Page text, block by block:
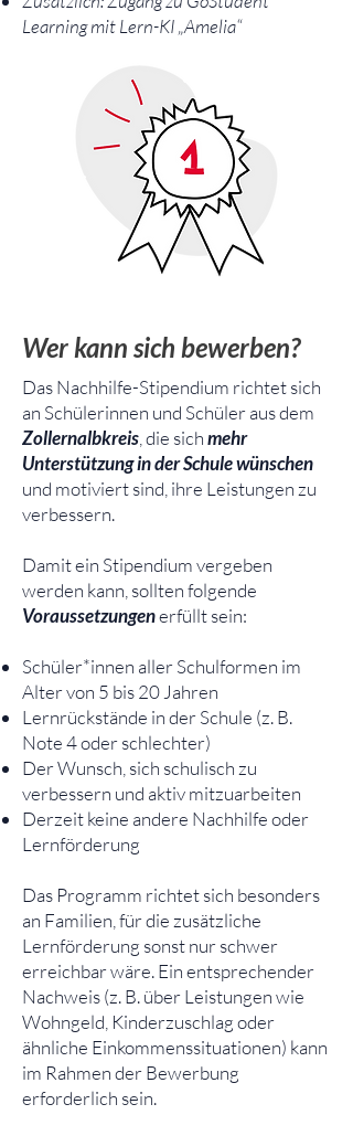
Learning mit Lern-KI „Amelia“
Wer kann sich bewerben?
Das Nachhilfe-Stipendium richtet sich
an Schülerinnen und Schüler aus dem
Zollernalbkreis , die sichmehr
Unterstützung in der Schule wünschen
und motiviert sind, ihre Leistungen zu
verbessern.
Damit ein Stipendium vergeben
werden kann, sollten folgende
Voraussetzungenerfüllt sein:
Schüler*innen aller Schulformen im
Alter von 5 bis 20 Jahren
Lernrückstände in der Schule (z. B.
Note 4 oder schlechter)
Der Wunsch, sich schulisch zu
verbessern und aktiv mitzuarbeiten
Derzeit keine andere Nachhilfe oder
Lernförderung
Das Programm richtet sich besonders
an Familien, für die zusätzliche
Lernförderung sonst nur schwer
erreichbar wäre. Ein entsprechender
Nachweis (z. B. über Leistungen wie
Wohngeld, Kinderzuschlag oder
ähnliche Einkommenssituationen) kann
im Rahmen der Bewerbung
erforderlich sein.